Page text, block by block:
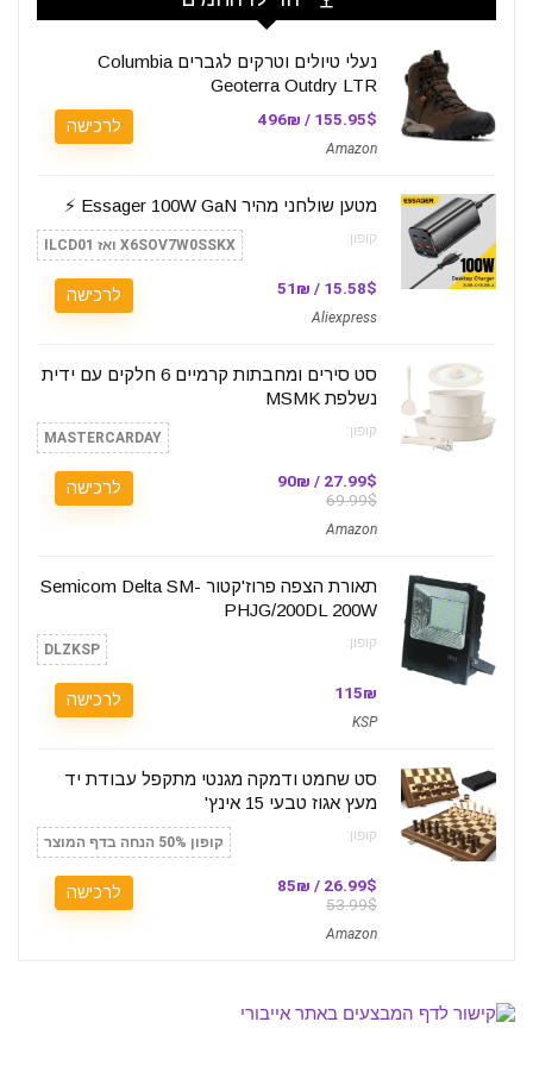
נעלי טיולים וטרקים לגברים Columbia
Geoterra Outdry LTR
155.95$ / 496₪
Amazon
לרכישה
מטען שולחני מהיר Essager 100W GaN ⚡️
קופון: X6SOV7W0SSKX ואז ILCD01
15.58$ / 51₪
Aliexpress
לרכישה
סט סירים ומחבתות קרמיים 6 חלקים עם ידית
נשלפת MSMK
קופון: MASTERCARDAY
27.99$ / 90₪
69.99$
Amazon
לרכישה
תאורת הצפה פרוז'קטור Semicom Delta SM-
PHJG/200DL 200W
קופון: DLZKSP
115₪
KSP
לרכישה
סט שחמט ודמקה מגנטי מתקפל עבודת יד
מעץ אגוז טבעי 15 אינץ'
קופון: קופון 50% הנחה בדף המוצר
26.99$ / 85₪
53.99$
Amazon
לרכישה